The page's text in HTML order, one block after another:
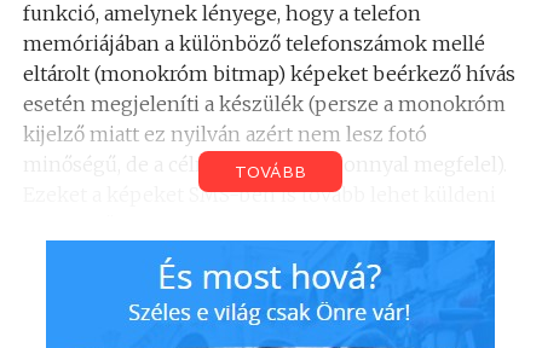
funkció, amelynek lényege, hogy a telefon
memóriájában a különböző telefonszámok mellé
eltárolt (monokróm bitmap) képeket beérkező hívás
esetén megjeleníti a készülék (persze a monokróm
kijelző miatt ez nyilván azért nem lesz fotó
minőségű, de a célnak minden bizonnyal megfelel).
Ezeket a képeket SMS-ben is tovább lehet küldeni
Az M50-esben beépített játékok is helyet kapnak,
többek között a Flowboarding nevű sportjáték,
TOVÁBB